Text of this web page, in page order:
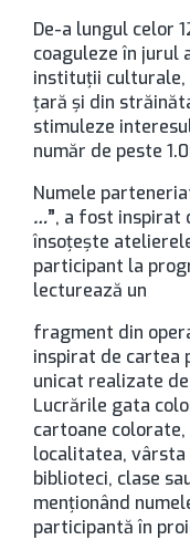
De-a lungul celor
coaguleze în jurul
instituții culturale,
ţară şi din
stimuleze
număr de peste
Numele
…”, a fost inspirat
însoțește
participant la
lecturează un
fragment din
inspirat de cartea
unicat realizate
Lucrările gata
cartoane colorate,
localitatea, vârsta
biblioteci, clase
menţionând
participantă în